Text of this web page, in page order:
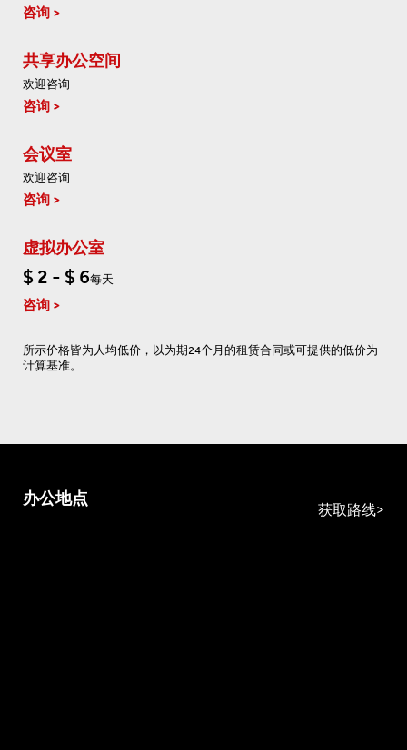
咨询
共享办公空间
欢迎咨询
咨询
会议室
欢迎咨询
咨询
虚拟办公室
$ 2 - $ 6每天
咨询
所示价格皆为人均低价，以为期24个月的租赁合同或可提供的低价为
计算基准。
办公地点
获取路线